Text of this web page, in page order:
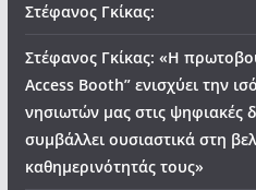
Στέφανος Γκίκας:
Στέφανος Γκίκας: «Η
Access Booth” ενισχύει την
νησιωτών μας στις ψηφιακές
συμβάλλει ουσιαστικά στη
καθημερινότητάς τους»